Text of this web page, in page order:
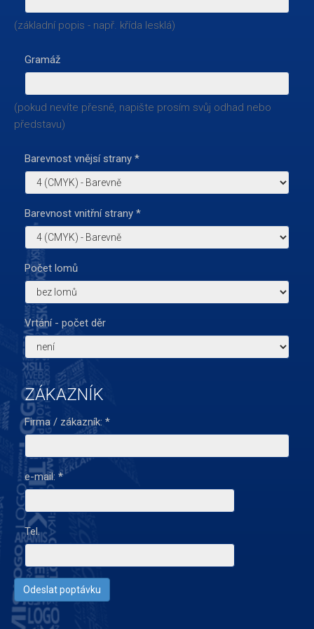
(základní popis - např. křída lesklá)
Gramáž
(pokud nevíte přesně, napište prosím svůj odhad nebo
představu)
Barevnost vnějsí strany *
Barevnost vnitřní strany *
Počet lomů
Vrtání - počet děr
ZÁKAZNÍK
Firma / zákazník: *
e-mail: *
Tel.